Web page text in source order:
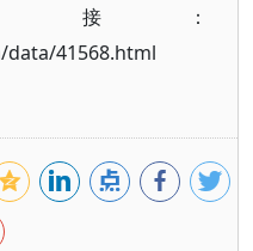
接：
41568.html